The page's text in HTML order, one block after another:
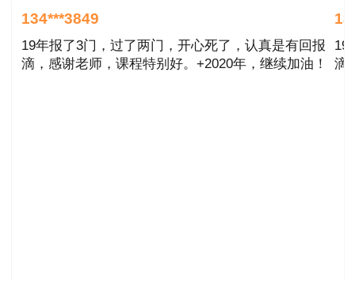
想要掌握2021年一级造价师试题及答案解
134***3849
19年报了3门，过了两门，开心死了，认真是有回报
滴，感谢老师，课程特别好。+2020年，继续加油！
19
滴